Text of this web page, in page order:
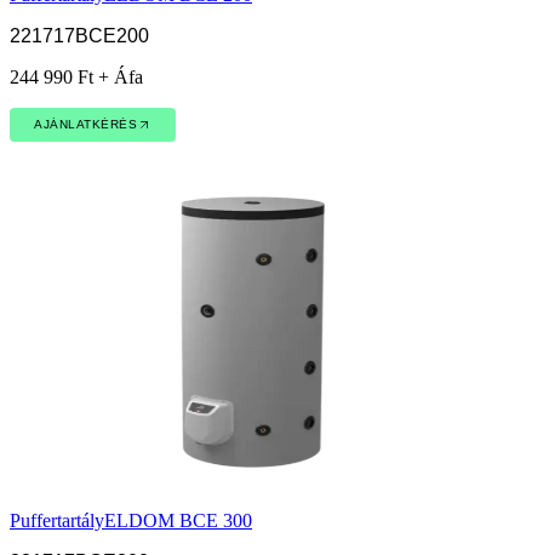
221717BCE200
244 990 Ft + Áfa
AJÁNLATKÉRÉS
PuffertartályELDOM BCE 300